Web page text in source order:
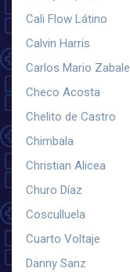
Cali Flow Látino
Calvin Harris
Carlos Mario
Checo Acosta
Chelito de Castro
Chimbala
Christian Alicea
Churo Díaz
Cosculluela
Cuarto Voltaje
Danny Sanz